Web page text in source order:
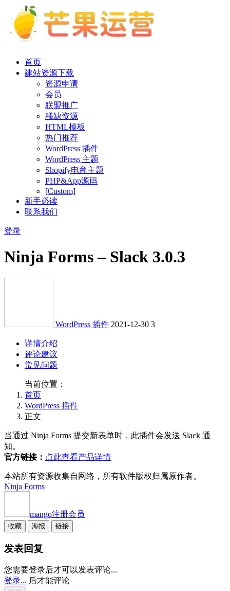
首页
建站资源下载
资源申请
会员
联盟推广
稀缺资源
HTML模板
热门推荐
WordPress 插件
WordPress 主题
Shopify电商主题
PHP&App源码
[Custom]
新手必读
联系我们
登录
Ninja Forms – Slack 3.0.3
WordPress 插件 2021-12-30 3
详情介绍
评论建议
常见问题
当前位置：
首页
WordPress 插件
正文
当通过 Ninja Forms 提交新表单时，此插件会发送 Slack 通
知。
官方链接： 点此查看产品详情
本站所有资源收集自网络，所有软件版权归属原作者。
Ninja Forms
mango注册会员
收藏 海报 链接
发表回复
您需要登录后才可以发表评论...
登录... 后才能评论